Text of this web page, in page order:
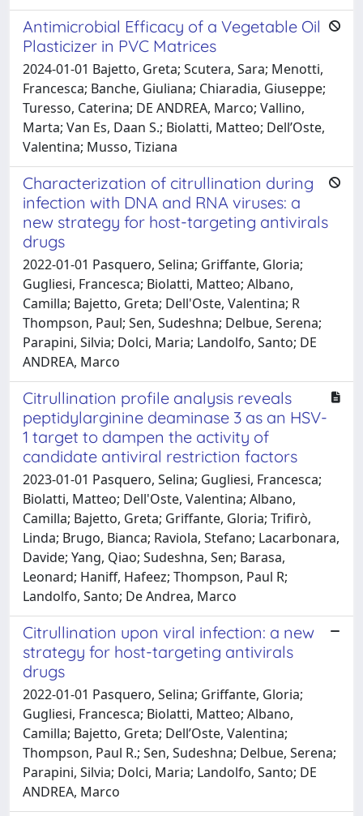
Antimicrobial Efficacy of a Vegetable Oil
Plasticizer in PVC Matrices
2024-01-01 Bajetto, Greta; Scutera, Sara; Menotti,
Francesca; Banche, Giuliana; Chiaradia, Giuseppe;
Turesso, Caterina; DE ANDREA, Marco; Vallino,
Marta; Van Es, Daan S.; Biolatti, Matteo; Dell’Oste,
Valentina; Musso, Tiziana
Characterization of citrullination during
infection with DNA and RNA viruses: a
new strategy for host-targeting antivirals
drugs
2022-01-01 Pasquero, Selina; Griffante, Gloria;
Gugliesi, Francesca; Biolatti, Matteo; Albano,
Camilla; Bajetto, Greta; Dell'Oste, Valentina; R
Thompson, Paul; Sen, Sudeshna; Delbue, Serena;
Parapini, Silvia; Dolci, Maria; Landolfo, Santo; DE
ANDREA, Marco
Citrullination profile analysis reveals
peptidylarginine deaminase 3 as an HSV-
1 target to dampen the activity of
candidate antiviral restriction factors
2023-01-01 Pasquero, Selina; Gugliesi, Francesca;
Biolatti, Matteo; Dell'Oste, Valentina; Albano,
Camilla; Bajetto, Greta; Griffante, Gloria; Trifirò,
Linda; Brugo, Bianca; Raviola, Stefano; Lacarbonara,
Davide; Yang, Qiao; Sudeshna, Sen; Barasa,
Leonard; Haniff, Hafeez; Thompson, Paul R;
Landolfo, Santo; De Andrea, Marco
Citrullination upon viral infection: a new
strategy for host-targeting antivirals
drugs
2022-01-01 Pasquero, Selina; Griffante, Gloria;
Gugliesi, Francesca; Biolatti, Matteo; Albano,
Camilla; Bajetto, Greta; Dell’Oste, Valentina;
Thompson, Paul R.; Sen, Sudeshna; Delbue, Serena;
Parapini, Silvia; Dolci, Maria; Landolfo, Santo; DE
ANDREA, Marco